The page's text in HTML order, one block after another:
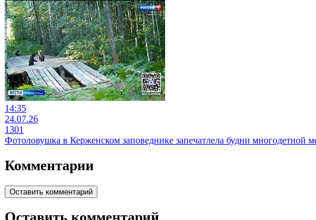
14:35
24.07.26
1301
Фотоловушка в Керженском заповеднике запечатлела будни многодетной
Комментарии
Оставить комментарий